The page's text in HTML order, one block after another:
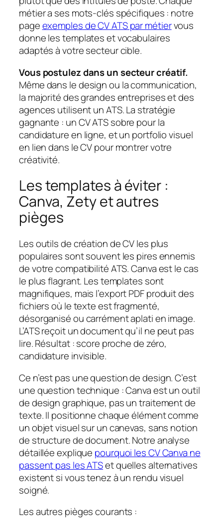
métier a ses mots-clés spécifiques : notre
pageexemples de CV ATS par métiervous
donne les templates et vocabulaires
adaptés à votre secteur cible.
Vous postulez dans un secteur créatif.
Même dans le design ou la communication,
la majorité des grandes entreprises et des
agences utilisent un ATS. La stratégie
gagnante : un CV ATS sobre pour la
candidature en ligne, et un portfolio visuel
en lien dans le CV pour montrer votre
créativité.
Les templates à éviter :
Canva, Zety et autres
pièges
Les outils de création de CV les plus
populaires sont souvent les pires ennemis
de votre compatibilité ATS. Canva est le cas
le plus flagrant. Les templates sont
magnifiques, mais l’export PDF produit des
fichiers où le texte est fragmenté,
désorganisé ou carrément aplati en image.
L’ATS reçoit un document qu’il ne peut pas
lire. Résultat : score proche de zéro,
candidature invisible.
Ce n’est pas une question de design. C’est
une question technique : Canva est un outil
de design graphique, pas un traitement de
texte. Il positionne chaque élément comme
un objet visuel sur un canevas, sans notion
de structure de document. Notre analyse
détaillée explique pourquoi les CV Canva ne
passent pas les ATSet quelles alternatives
existent si vous tenez à un rendu visuel
soigné.
Les autres pièges courants :